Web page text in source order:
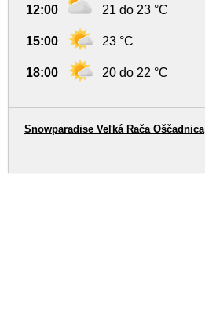
12:00 21 do 23 °C
15:00 23 °C
18:00 20 do 22 °C
Snowparadise Veľká Rača Oščadnica